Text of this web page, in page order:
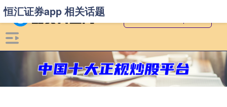
恒汇证券app 相关话题